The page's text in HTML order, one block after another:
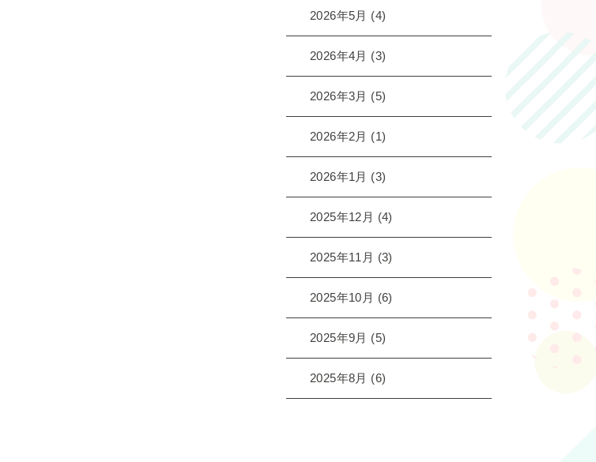
2026年5月 (4)
2026年4月 (3)
2026年3月 (5)
2026年2月 (1)
2026年1月 (3)
2025年12月 (4)
2025年11月 (3)
2025年10月 (6)
2025年9月 (5)
2025年8月 (6)